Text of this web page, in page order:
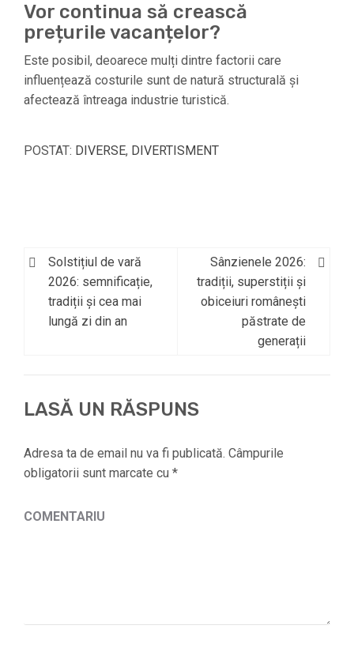
Vor continua să crească
prețurile vacanțelor?
Este posibil, deoarece mulți dintre factorii care
influențează costurile sunt de natură structurală și
afectează întreaga industrie turistică.
POSTAT: DIVERSE, DIVERTISMENT
Navigare
articole
Solstițiul de vară
2026: semnificație,
tradiții și cea mai
lungă zi din an
Sânzienele 2026:
tradiții, superstiții și
obiceiuri românești
păstrate de
generații
LASĂ UN RĂSPUNS
Adresa ta de email nu va fi publicată. Câmpurile
obligatorii sunt marcate cu *
COMENTARIU